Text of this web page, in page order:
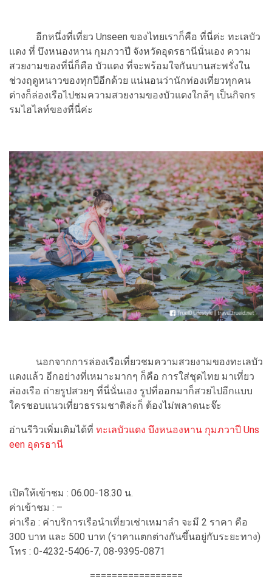
อีกหนึ่งที่เที่ยว Unseen ของไทยเราก็คือ ที่นี่ค่ะ ทะเลบัว
แดง ที่ บึงหนองหาน กุมภวาปี จังหวัดอุดรธานีนั่นเอง ความ
สวยงามของที่นี่ก็คือ บัวแดง ที่จะพร้อมใจกันบานสะพรั่งใน
ช่วงฤดูหนาวของทุกปีอีกด้วย แน่นอนว่านักท่องเที่ยวทุกคน
ต่างก็ล่องเรือไปชมความสวยงามของบัวแดงใกล้ๆ เป็นกิจกร
รมไฮไลท์ของที่นี่ค่ะ
นอกจากการล่องเรือเที่ยวชมความสวยงามของทะเลบัว
แดงแล้ว อีกอย่างที่เหมาะมากๆ ก็คือ การใส่ชุดไทย มาเที่ยว
ล่องเรือ ถ่ายรูปสวยๆ ที่นี่นั่นเอง รูปที่ออกมาก็สวยไปอีกแบบ
ใครชอบแนวเที่ยวธรรมชาติล่ะก็ ต้องไม่พลาดนะจ๊ะ
อ่านรีวิวเพิ่มเติมได้ที่ ทะเลบัวแดง บึงหนองหาน กุมภวาปี Uns
een อุดรธานี
เปิดให้เข้าชม : 06.00-18.30 น.
ค่าเข้าชม : –
ค่าเรือ : ค่าบริการเรือนำเที่ยวเช่าเหมาลำ จะมี 2 ราคา คือ
300 บาท และ 500 บาท (ราคาแตกต่างกันขึ้นอยู่กับระยะทาง)
โทร : 0-4232-5406-7, 08-9395-0871
=================